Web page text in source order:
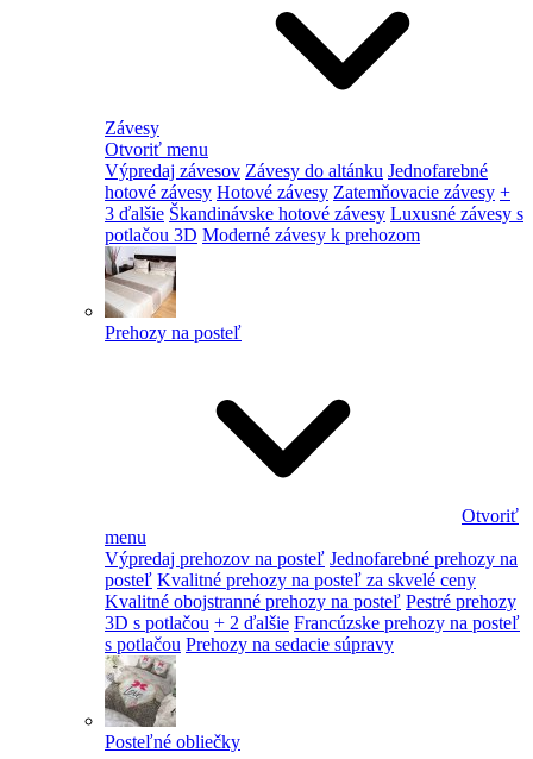
Závesy
Otvoriť menu
Výpredaj závesov Závesy do altánku Jednofarebné
hotové závesy Hotové závesy Zatemňovacie závesy +
3 ďalšie Škandinávske hotové závesy Luxusné závesy s
potlačou 3D Moderné závesy k prehozom
Prehozy na posteľ
Otvoriť
menu
Výpredaj prehozov na posteľ Jednofarebné prehozy na
posteľ Kvalitné prehozy na posteľ za skvelé ceny
Kvalitné obojstranné prehozy na posteľ Pestré prehozy
3D s potlačou + 2 ďalšie Francúzske prehozy na posteľ
s potlačou Prehozy na sedacie súpravy
Posteľné obliečky